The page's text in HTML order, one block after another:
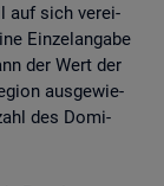
auf sich ver­ei­
Ein­zel­an­ga­be
der Wert der
aus­ge­wie­
des Do­mi­